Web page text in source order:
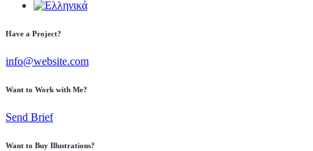
Have a Project?
info@website.com
Want to Work with Me?
Send Brief
Want to Buy Illustrations?